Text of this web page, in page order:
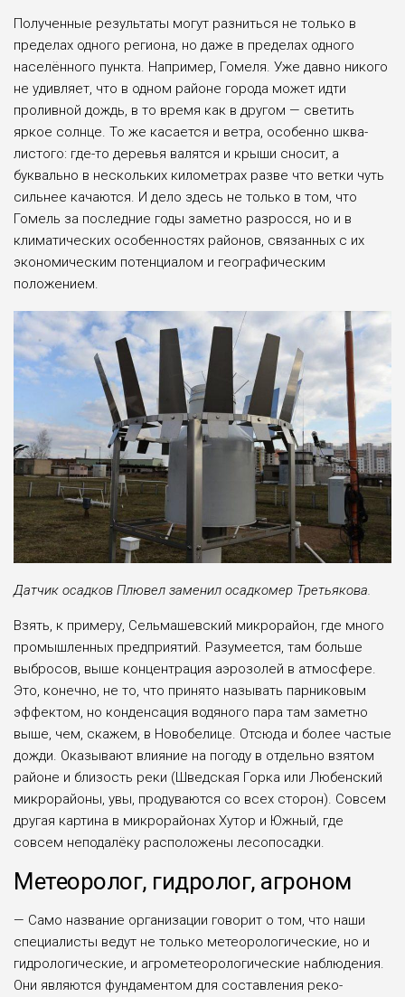
Полученные результаты могут раз­ниться не только в
пределах одно­го региона, но даже в пределах одно­го
населённого пункта. Например, Гомеля. Уже давно никого
не удивля­ет, что в одном районе города может идти
проливной дождь, в то время как в другом — светить
яркое солнце. То же касается и ветра, особенно шква­
листого: где-то деревья валятся и кры­ши сносит, а
буквально в нескольких километрах разве что ветки чуть
силь­нее качаются. И дело здесь не только в том, что
Гомель за последние годы заметно разросся, но и в
климатиче­ских особенностях районов, связан­ных с их
экономическим потенциалом и географическим
положением.
Датчик осадков Плювел заменил осадкомер Третьякова.
Взять, к примеру, Сельмашевский микрорайон, где много
промышленных предприятий. Разумеется, там больше
выбросов, выше концентрация аэро­золей в атмосфере.
Это, конечно, не то, что принято называть парниковым
эффектом, но конденсация водяного пара там заметно
выше, чем, скажем, в Новобелице. Отсюда и более частые
дожди. Оказывают влияние на погоду в отдельно взятом
районе и близость реки (Шведская Горка или Любен­ский
микрорайоны, увы, продуваются со всех сторон). Совсем
другая карти­на в микрорайонах Хутор и Южный, где
совсем неподалёку расположены лесопосадки.
Метеоролог, гидролог, агроном
— Само название организации гово­рит о том, что наши
специалисты ведут не только метеорологические, но и
гидрологические, и агрометеороло­гические наблюдения.
Они являются фундаментом для составления реко­